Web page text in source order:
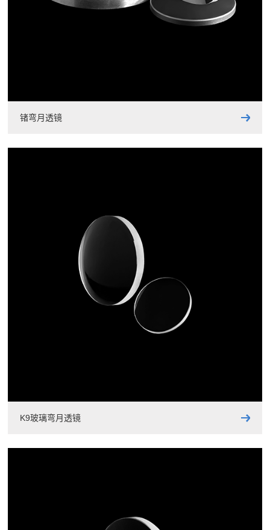
锗弯月透镜
K9玻璃弯月透镜